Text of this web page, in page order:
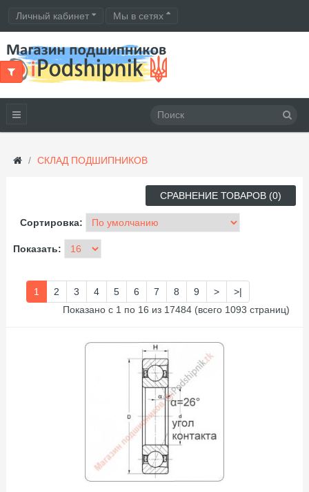
Личный кабинет Мы в сетях
СКЛАД ПОДШИПНИКОВ
СРАВНЕНИЕ ТОВАРОВ (0)
Сортировка:
Показать:
1 2 3 4 5 6 7 8 9 >
>|
Показано с 1 по 16 из 17484 (всего 1093 страниц)